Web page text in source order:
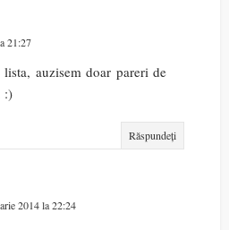
21:27
auzisem doar pareri de
:)
Răspundeți
2014 la 22:24